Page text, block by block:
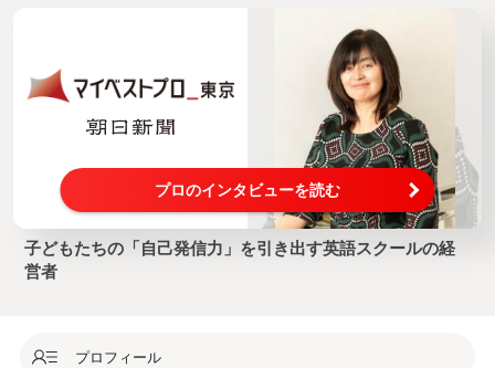
プロのインタビューを読む
子どもたちの「自己発信力」を引き出す英語スクールの経
営者
プロフィール